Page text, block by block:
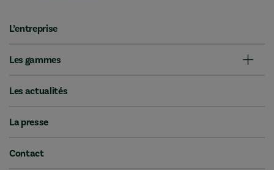
L’entreprise
Les gammes
Les actualités
La presse
Contact